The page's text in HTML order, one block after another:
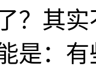
？其
是：